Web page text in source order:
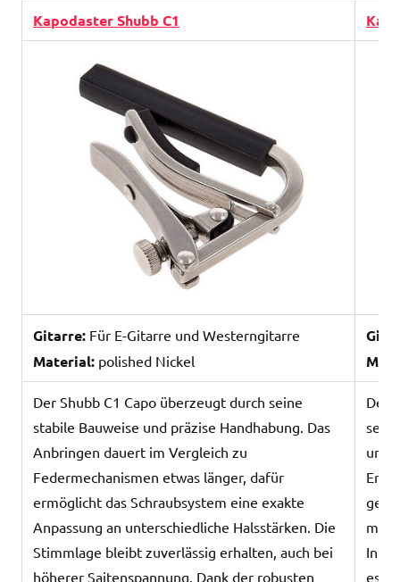
Kapodaster Shubb C1
Gitarre: Für E-Gitarre und Westerngitarre
Material: polished Nickel
Der Shubb C1 Capo überzeugt durch seine
stabile Bauweise und präzise Handhabung. Das
Anbringen dauert im Vergleich zu
Federmechanismen etwas länger, dafür
ermöglicht das Schraubsystem eine exakte
Anpassung an unterschiedliche Halsstärken. Die
Stimmlage bleibt zuverlässig erhalten, auch bei
höherer Saitenspannung. Dank der robusten
Der
Er
mit
es